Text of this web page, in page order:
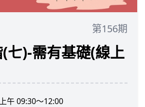
第156期
七)-需有基礎(線上
午 09:30～12:00